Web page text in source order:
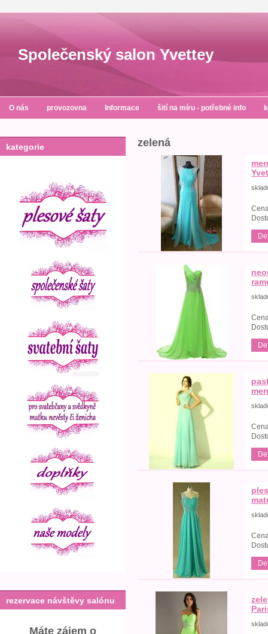
Společenský salon Yvettey
O nás provozovna Informace šití na míru - potřebné info
kategorie
rezervace návštěvy salónu
Máte zájem o
zelená